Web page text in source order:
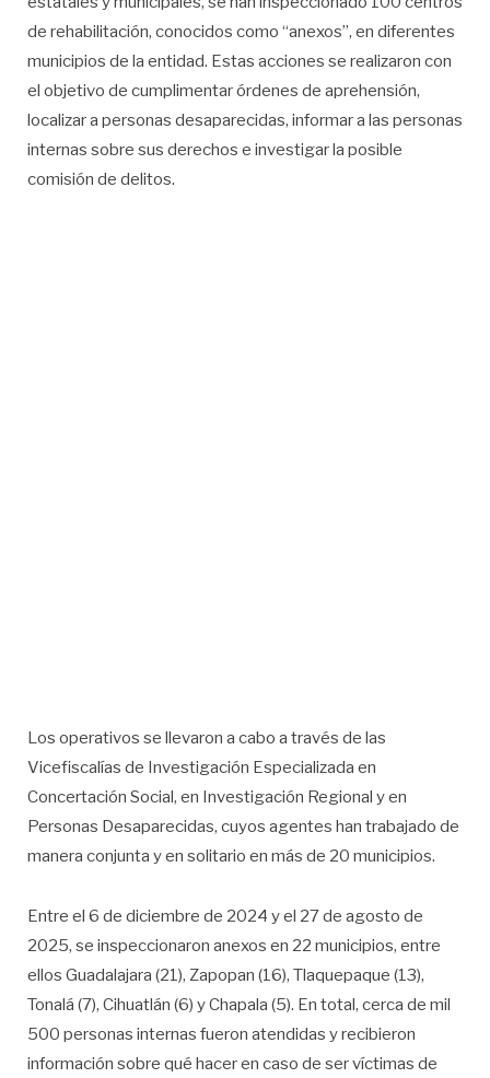
de rehabilitación, conocidos como “anexos”, en diferentes
municipios de la entidad. Estas acciones se realizaron con
el objetivo de cumplimentar órdenes de aprehensión,
localizar a personas desaparecidas, informar a las personas
internas sobre sus derechos e investigar la posible
comisión de delitos.
Los operativos se llevaron a cabo a través de las
Vicefiscalías de Investigación Especializada en
Concertación Social, en Investigación Regional y en
Personas Desaparecidas, cuyos agentes han trabajado de
manera conjunta y en solitario en más de 20 municipios.
Entre el 6 de diciembre de 2024 y el 27 de agosto de
2025, se inspeccionaron anexos en 22 municipios, entre
ellos Guadalajara (21), Zapopan (16), Tlaquepaque (13),
Tonalá (7), Cihuatlán (6) y Chapala (5). En total, cerca de mil
500 personas internas fueron atendidas y recibieron
información sobre qué hacer en caso de ser víctimas de